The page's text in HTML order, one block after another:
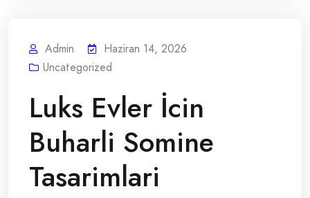
Admin
Haziran 14, 2026
Uncategorized
Luks Evler İcin
Buharli Somine
Tasarimlari